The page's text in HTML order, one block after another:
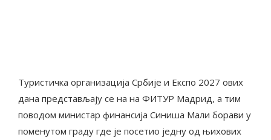
Туристичка организација Србије и Експо 2027 ових
дана представљају се на на ФИТУР Мадрид, а тим
поводом министар финансија Синиша Мали борави у
поменутом граду где је посетио једну од њихових